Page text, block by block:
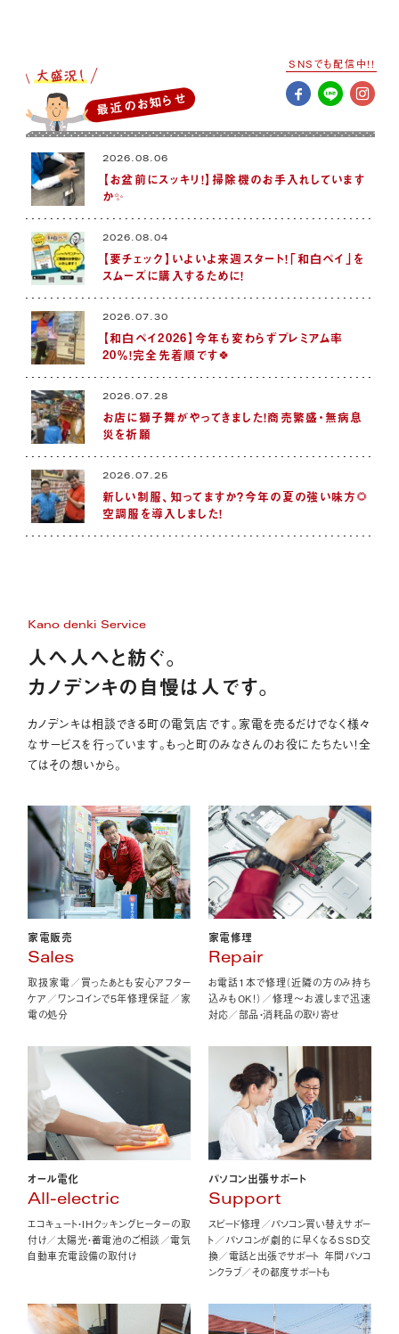
最近のお知らせ
2026.08.06
【お盆前にスッキリ！】掃除機のお手入れしています
か✨
2026.08.04
【要チェック】いよいよ来週スタート！「和白ペイ」を
スムーズに購入するために！
2026.07.30
【和白ペイ2026】今年も変わらずプレミアム率
20％！完全先着順です🍀
2026.07.28
お店に獅子舞がやってきました！商売繁盛・無病息
災を祈願
2026.07.25
新しい制服、知ってますか？今年の夏の強い味方🌻
空調服を導入しました！
SNSでも配信中!!
Kano denki Service
人へ人へと紡ぐ。
カノデンキの自慢は人です。
カノデンキは相談できる町の電気店です。家電を売るだけでなく様々
なサービスを行っています。もっと町のみなさんのお役にたちたい！全
てはその想いから。
家電販売
Sales
取扱家電／買ったあとも安心アフター
ケア／ワンコインで5年修理保証／家
電の処分
家電修理
Repair
お電話1本で修理（近隣の方のみ持ち
込みもOK！）／修理〜お渡しまで迅速
対応／部品・消耗品の取り寄せ
オール電化
All-electric
エコキュート・IHクッキングヒーターの取
付け／太陽光・蓄電池のご相談／電気
自動車充電設備の取付け
パソコン出張サポート
Support
スピード修理／パソコン買い替えサポー
ト／パソコンが劇的に早くなるSSD交
換／電話と出張でサポート 年間パソコ
ンクラブ／その都度サポートも